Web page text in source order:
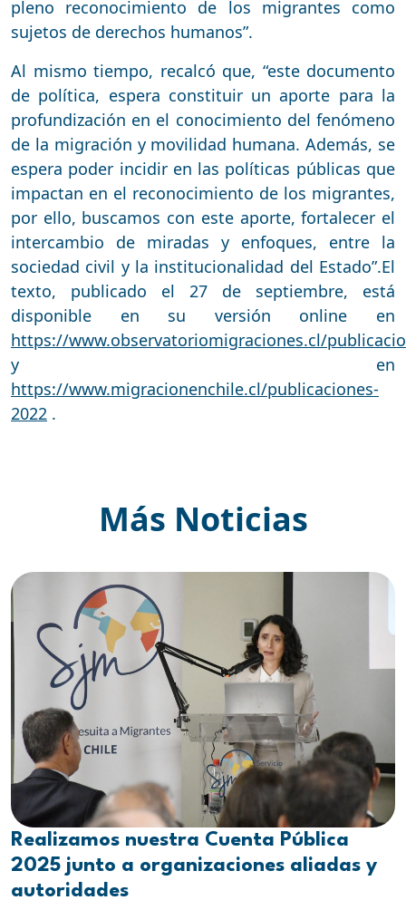
pleno reconocimiento de los migrantes como
sujetos de derechos humanos”.
Al mismo tiempo, recalcó que, “este documento
de política, espera constituir un aporte para la
profundización en el conocimiento del fenómeno
de la migración y movilidad humana. Además, se
espera poder incidir en las políticas públicas que
impactan en el reconocimiento de los migrantes,
por ello, buscamos con este aporte, fortalecer el
intercambio de miradas y enfoques, entre la
sociedad civil y la institucionalidad del Estado”.El
texto, publicado el 27 de septiembre, está
disponible en su versión online en
https://www.observatoriomigraciones.cl/
y en
https://www.migracionenchile.cl/publicaciones-
2022 .
Más Noticias
Realizamos nuestra Cuenta Pública
2025 junto a organizaciones aliadas y
autoridades